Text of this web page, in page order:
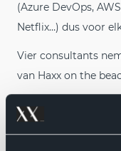
(Azure DevOps,
Netflix…) dus voor
Vier consultants
van Haxx on the
Robin Lievrouw